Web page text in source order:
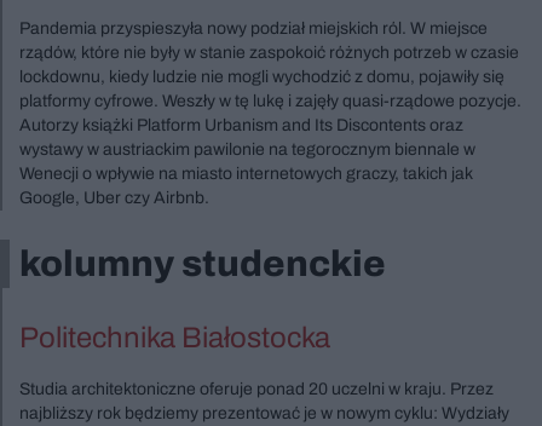
Pandemia przyspieszyła nowy podział miejskich ról. W miejsce
rządów, które nie były w stanie zaspokoić różnych potrzeb w czasie
lockdownu, kiedy ludzie nie mogli wychodzić z domu, pojawiły się
platformy cyfrowe. Weszły w tę lukę i zajęły quasi-rządowe pozycje.
Autorzy książki Platform Urbanism and Its Discontents oraz
wystawy w austriackim pawilonie na tegorocznym biennale w
Wenecji o wpływie na miasto internetowych graczy, takich jak
Google, Uber czy Airbnb.
kolumny studenckie
Politechnika Białostocka
Studia architektoniczne oferuje ponad 20 uczelni w kraju. Przez
najbliższy rok będziemy prezentować je w nowym cyklu: Wydziały